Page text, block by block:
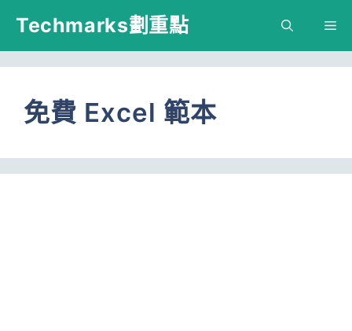
跳
主
容
Techmarks劃重點
免費 Excel 範本